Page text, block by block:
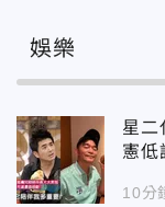
娛樂
星二
憲低
10分